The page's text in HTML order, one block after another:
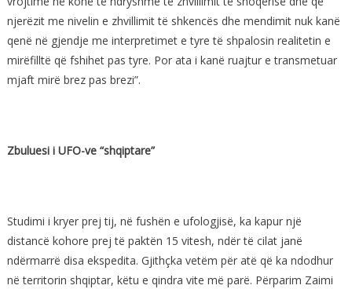
njerëzit me nivelin e zhvillimit të shkencës dhe mendimit nuk kanë
qenë në gjendje me interpretimet e tyre të shpalosin realitetin e
mirëfilltë që fshihet pas tyre. Por ata i kanë ruajtur e transmetuar
mjaft mirë brez pas brezi”.
Zbuluesi i UFO-ve “shqiptare”
Studimi i kryer prej tij, në fushën e ufologjisë, ka kapur një
distancë kohore prej të paktën 15 vitesh, ndër të cilat janë
ndërmarrë disa ekspedita. Gjithçka vetëm për atë që ka ndodhur
në territorin shqiptar, këtu e qindra vite më parë. Përparim Zaimi